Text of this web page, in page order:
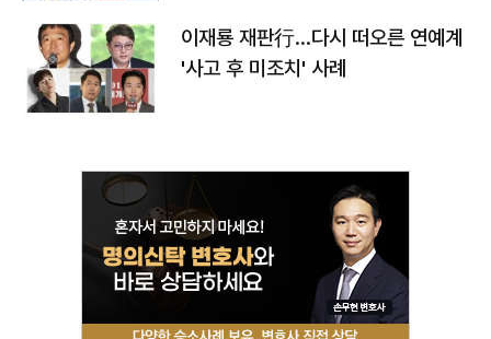
이재룡 재판行…다시 떠오른 연예계
'사고 후 미조치' 사례